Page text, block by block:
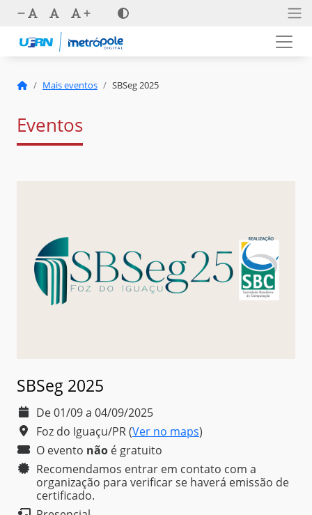
Mais eventos SBSeg 2025
Eventos
SBSeg 2025
De 01/09 a 04/09/2025
Foz do Iguaçu/PR(Ver no maps)
O evento não é gratuito
Recomendamos entrar em contato com a
organização para verificar se haverá emissão de
certificado.